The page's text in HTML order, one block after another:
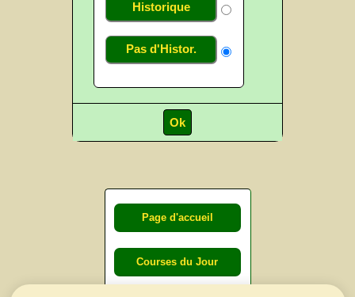
Historique
Pas d'Histor.
Page d'accueil
Courses du Jour